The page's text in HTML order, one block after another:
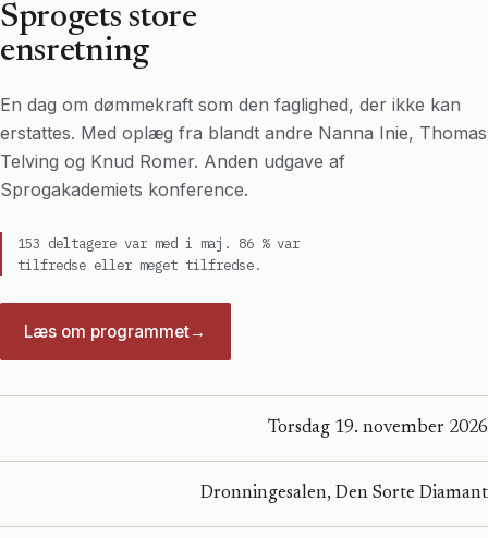
Sprogets store
ensretning
En dag om dømmekraft som den faglighed, der ikke kan
erstattes. Med oplæg fra blandt andre Nanna Inie, Thomas
Telving og Knud Romer. Anden udgave af
Sprogakademiets konference.
153 deltagere var med i maj. 86 % var
tilfredse eller meget tilfredse.
Læs om programmet→
Torsdag 19. november 2026
Dronningesalen, Den Sorte Diamant